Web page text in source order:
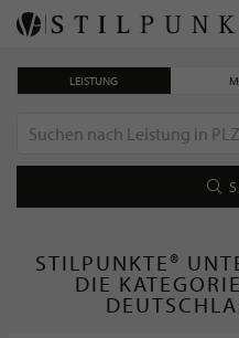
LEISTUNG
STILPUNKTE®
DIE